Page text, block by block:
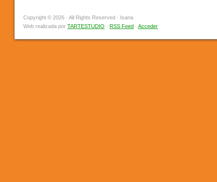
Copyright © 2026 · All Rights Reserved · Isana
Web realizada por TARTESTUDIO · RSS Feed · Acceder